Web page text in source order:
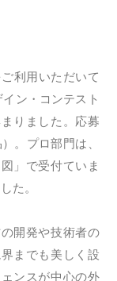
利用いただいて
ン・コンテスト
りました。応募
。プロ部門は、
」で受付ていま
た。
開発や技術者の
までも美しく設
ンスが中心の外